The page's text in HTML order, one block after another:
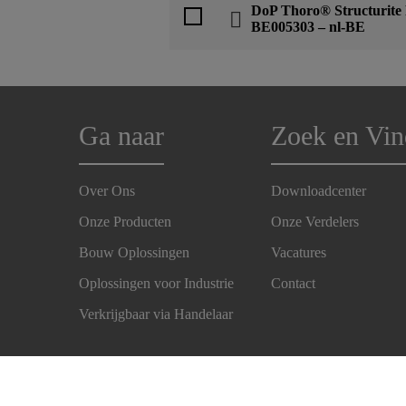
DoP Thoro® Structurite
BE005303 – nl-BE
Ga naar
Over Ons
Onze Producten
Bouw Oplossingen
Oplossingen voor Industrie
Verkrijgbaar via Handelaar
Zoek en
Downloadcenter
Onze Verdelers
Vacatures
Contact